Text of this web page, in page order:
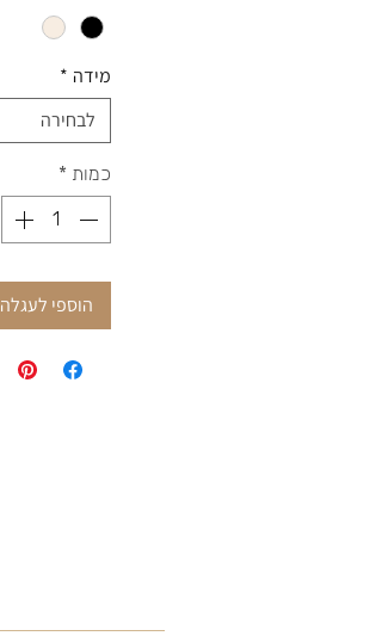
מידה *
לבחירה
כמות *
הוספי לעגלה